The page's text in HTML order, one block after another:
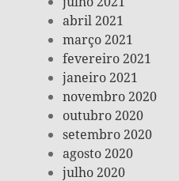
abril 2021
março 2021
fevereiro 2021
janeiro 2021
novembro 2020
outubro 2020
setembro 2020
agosto 2020
julho 2020